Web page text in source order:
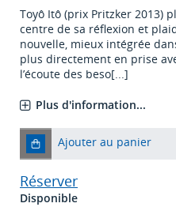
Toyô Itô (prix Pritzker 2013)
centre de sa réflexion et
nouvelle, mieux intégrée
plus directement en prise
l’écoute des beso[...]
Plus d'information...
Ajouter au panier
Réserver
Disponible